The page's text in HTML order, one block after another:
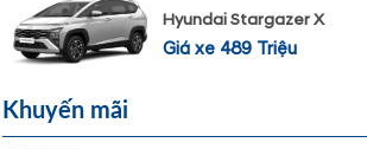
Hyundai Stargazer X
Giá xe 489 Triệu
Khuyến mãi